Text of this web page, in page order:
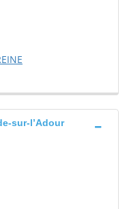
sur-l’Adour